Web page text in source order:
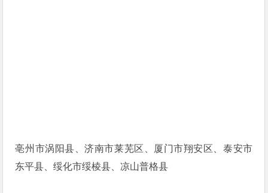
亳州市涡阳县、济南市莱芜区、厦门市翔安区、泰安市
东平县、绥化市绥棱县、凉山普格县